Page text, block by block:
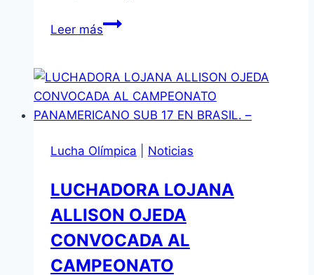
Leer másLOJA
EN
EL
NACIONAL
ATLETISMO
EN
GUAYAS
Lucha Olímpica Noticias
LUCHADORA LOJANA
ALLISON OJEDA
CONVOCADA AL
CAMPEONATO